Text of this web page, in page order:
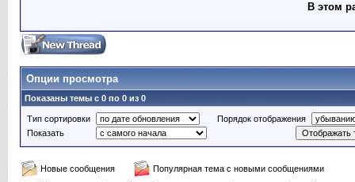
В этом
Опции просмотра
Показаны темы с 0 по 0 из 0
Тип сортировки
Порядок отображения
Показать
Новые сообщения
Популярная тема с новыми сообщениями